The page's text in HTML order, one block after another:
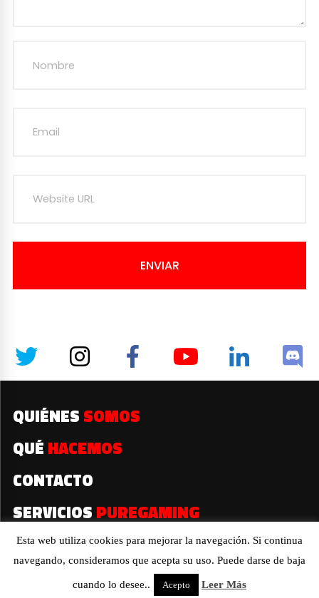
ENVIAR
QUIÉNES SOMOS
QUÉ HACEMOS
CONTACTO
SERVICIOS PUREGAMING
2019© Todos los derechos reservados
Esta web utiliza cookies para mejorar la navegación. Si continua
navegando, consideramos que acepta su uso. Puede darse de baja
cuando lo desee.. Acepto Leer Más